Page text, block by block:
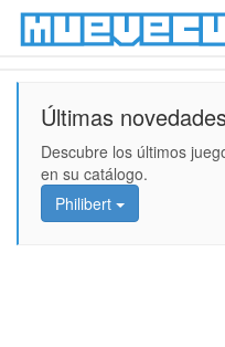
Últimas
Descubre los últimos
en su catálogo.
Philibert